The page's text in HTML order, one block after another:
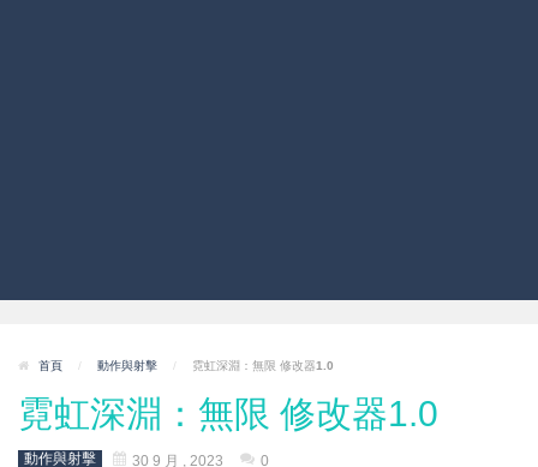
首頁 / 動作與射擊 / 霓虹深淵：無限 修改器1.0
霓虹深淵：無限 修改器1.0
動作與射擊 30 9 月 , 2023 0